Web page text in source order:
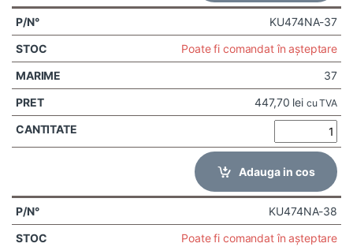
KU474NA-37
Poate fi comandat în așteptare
37
447,70 lei cu TVA
Adauga in cos
KU474NA-38
Poate fi comandat în așteptare